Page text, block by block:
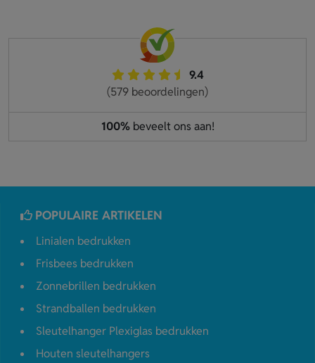
9.4
(579 beoordelingen)
100%beveelt ons aan!
POPULAIRE ARTIKELEN
Linialen bedrukken
Frisbees bedrukken
Zonnebrillen bedrukken
Strandballen bedrukken
Sleutelhanger Plexiglas bedrukken
Houten sleutelhangers